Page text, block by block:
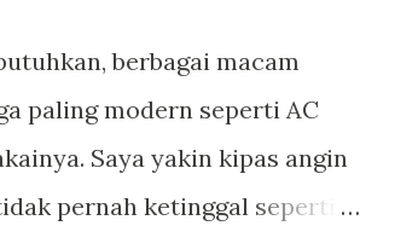
berbagai macam
paling modern seperti AC
Saya yakin kipas angin
pernah ketinggal seperti